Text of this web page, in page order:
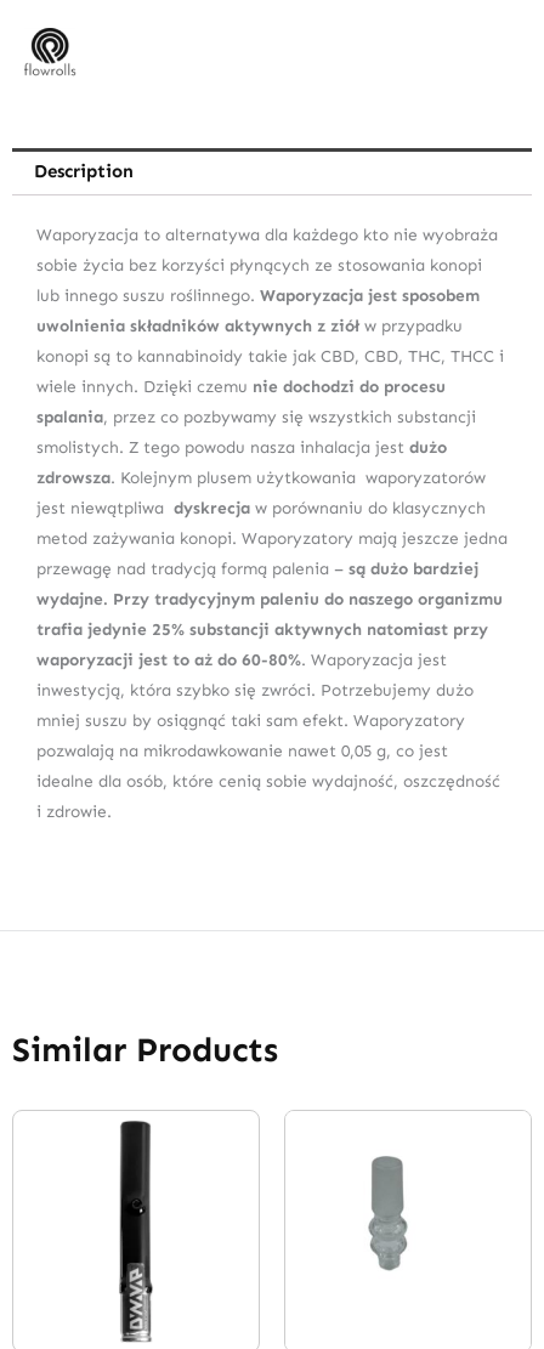
Description
Waporyzacja to alternatywa dla każdego kto nie wyobraża
sobie życia bez korzyści płynących ze stosowania konopi
lub innego suszu roślinnego. Waporyzacja jest sposobem
uwolnienia składników aktywnych z ziół w przypadku
konopi są to kannabinoidy takie jak CBD, CBD, THC, THCC i
wiele innych. Dzięki czemu nie dochodzi do procesu
spalania, przez co pozbywamy się wszystkich substancji
smolistych. Z tego powodu nasza inhalacja jest dużo
zdrowsza. Kolejnym plusem użytkowania waporyzatorów
jest niewątpliwa dyskrecja w porównaniu do klasycznych
metod zażywania konopi. Waporyzatory mają jeszcze jedna
przewagę nad tradycją formą palenia – są dużo bardziej
wydajne. Przy tradycyjnym paleniu do naszego organizmu
trafia jedynie 25% substancji aktywnych natomiast przy
waporyzacji jest to aż do 60-80%. Waporyzacja jest
inwestycją, która szybko się zwróci. Potrzebujemy dużo
mniej suszu by osiągnąć taki sam efekt. Waporyzatory
pozwalają na mikrodawkowanie nawet 0,05 g, co jest
idealne dla osób, które cenią sobie wydajność, oszczędność
i zdrowie.
Similar Products